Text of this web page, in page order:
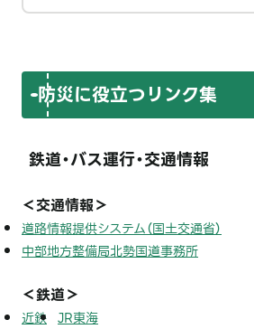
防災に役立つリンク集
鉄道・バス運行・交通情報
＜交通情報＞
道路情報提供システム（国土交通省）
中部地方整備局北勢国道事務所
＜鉄道＞
近鉄 JR東海